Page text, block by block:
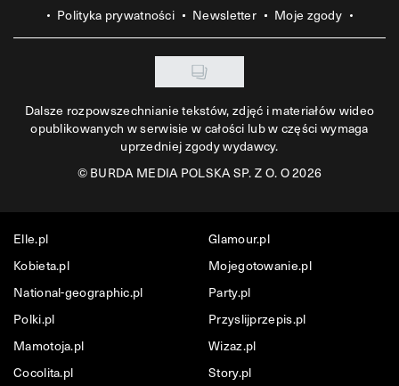
Polityka prywatności
Newsletter Moje zgody
Dalsze rozpowszechnianie tekstów, zdjęć i materiałów wideo
opublikowanych w serwisie w całości lub w części wymaga
uprzedniej zgody wydawcy.
©BURDA MEDIA POLSKA SP. Z O. O 2026
Elle.pl
Glamour.pl
Kobieta.pl
Mojegotowanie.pl
National-geographic.pl
Party.pl
Polki.pl
Przyslijprzepis.pl
Mamotoja.pl
Wizaz.pl
Cocolita.pl
Story.pl